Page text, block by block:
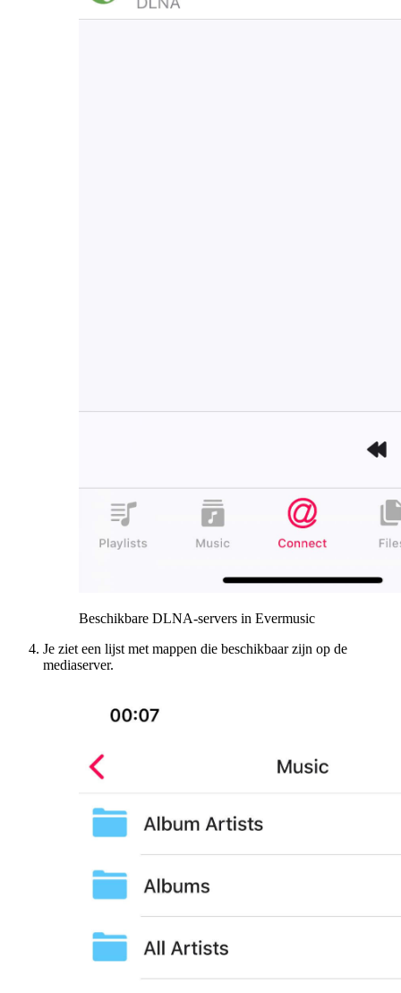
Beschikbare DLNA-servers in Evermusic
Je ziet een lijst met mappen die beschikbaar zijn op de
mediaserver.